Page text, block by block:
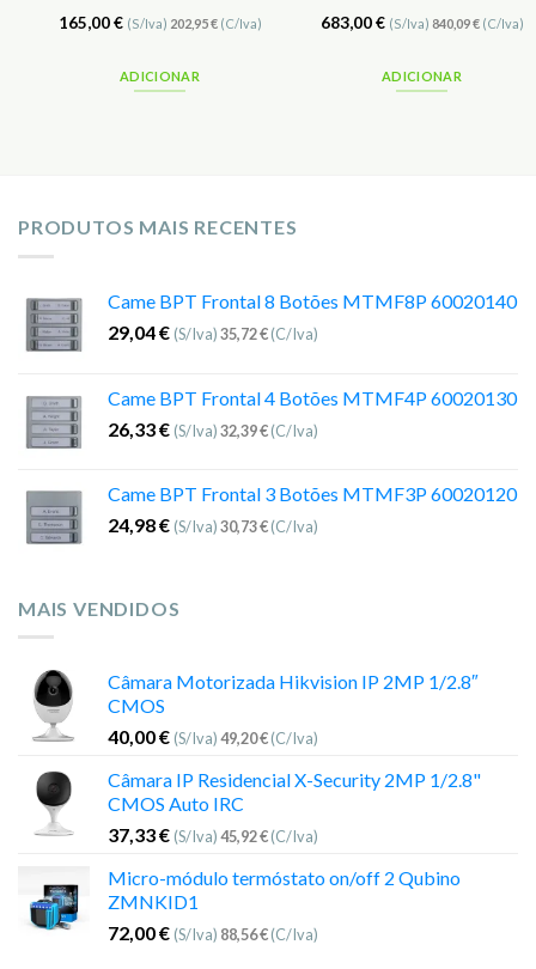
165,00€ (S/Iva) 202,95€(C/Iva)
ADICIONAR
683,00€ (S/Iva) 840,09€(C/Iva)
ADICIONAR
PRODUTOS MAIS RECENTES
Came BPT Frontal 8 Botões MTMF8P 60020140
29,04€ (S/Iva)35,72€(C/Iva)
Came BPT Frontal 4 Botões MTMF4P 60020130
26,33€ (S/Iva)32,39€(C/Iva)
Came BPT Frontal 3 Botões MTMF3P 60020120
24,98€ (S/Iva)30,73€(C/Iva)
MAIS VENDIDOS
Câmara Motorizada Hikvision IP 2MP 1/2.8″
CMOS
40,00€ (S/Iva)49,20€(C/Iva)
Câmara IP Residencial X-Security 2MP 1/2.8"
CMOS Auto IRC
37,33€ (S/Iva)45,92€(C/Iva)
Micro-módulo termóstato on/off 2 Qubino
ZMNKID1
72,00€ (S/Iva) 88,56€(C/Iva)